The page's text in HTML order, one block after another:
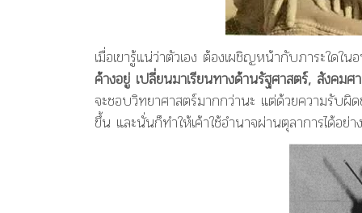
เมื่อเขารู้แน่ว่าตัวเอง ต้องเผชิญหน้ากับภาระใดใน
ค้างอยู่ เปลี่ยนมาเรียนทางด้านรัฐศาสตร์, สังคม
จะชอบวิทยาศาสตร์มากกว่านะ แต่ด้วยความรับผิ
ขึ้น และนั่นก็ทำให้เค้าใช้อำนาจผ่านตุลาการได้อย่า